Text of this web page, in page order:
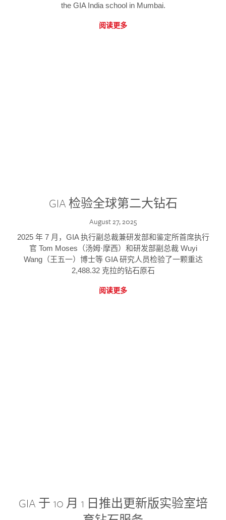
the GIA India school in Mumbai.
阅读更多
GIA 检验全球第二大钻石
August 27, 2025
2025 年 7 月，GIA 执行副总裁兼研发部和鉴定所首席执行
官 Tom Moses（汤姆·摩西）和研发部副总裁 Wuyi
Wang（王五一）博士等 GIA 研究人员检验了一颗重达
2,488.32 克拉的钻石原石
阅读更多
GIA 于 10 月 1 日推出更新版实验室培